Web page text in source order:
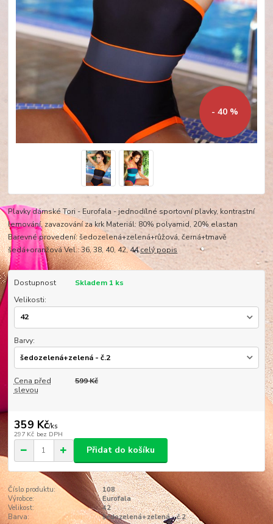
- 40 %
Plavky dámské Tori - Eurofala - jednodílné sportovní plavky, kontrastní
lemování, zavazování za krk Materiál: 80% polyamid, 20% elastan
Barevné provedení: šedozelená+zelená+růžová, černá+tmavě
šedá+oranžová Vel.: 36, 38, 40, 42, 44celý popis
Dostupnost
Skladem 1 ks
Velikosti:
Barvy:
Cena před
slevou
599 Kč
359 Kč/ks
297 Kč bez DPH
Přidat do košíku
Číslo produktu:
108
Výrobce:
Eurofala
Velikost:
42
Barva:
šedozelená+zelená - č.2